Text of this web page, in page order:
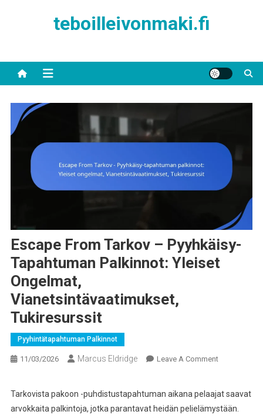
teboilleivonmaki.fi
Escape From Tarkov – Pyyhkäisy-
Tapahtuman Palkinnot: Yleiset
Ongelmat,
Vianetsintävaatimukset,
Tukiresurssit
Pyyhintätapahtuman Palkinnot
11/03/2026 Marcus Eldridge Leave A CommentOn
Tarkov
–
Tarkovista pakoon -puhdistustapahtuman aikana pelaajat saavat
arvokkaita palkintoja, jotka parantavat heidän pelielämystään.